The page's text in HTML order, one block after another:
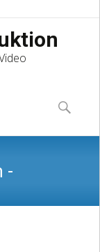
content
Suchen
nach:
-
O-Töne,